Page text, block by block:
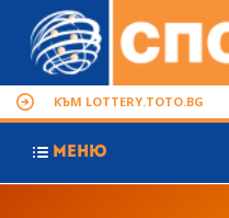
КЪМ LOTTERY.TOTO.BG
МЕНЮ